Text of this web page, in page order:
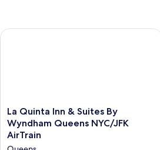
La
Quinta
Inn
&
La Quinta Inn & Suites By
Wyndham Queens NYC/JFK
AirTrain
La Quinta Inn & Suites By Wyndham